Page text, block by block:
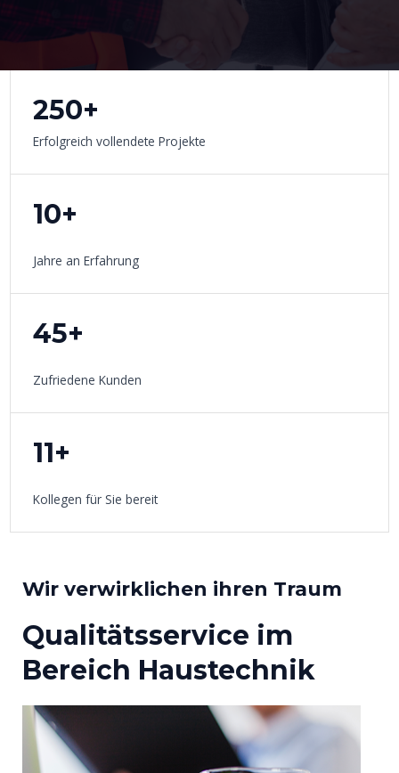
250+
Erfolgreich vollendete Projekte
10+
Jahre an Erfahrung
45+
Zufriedene Kunden
11+
Kollegen für Sie bereit
Wir verwirklichen ihren Traum
Qualitätsservice im
Bereich Haustechnik